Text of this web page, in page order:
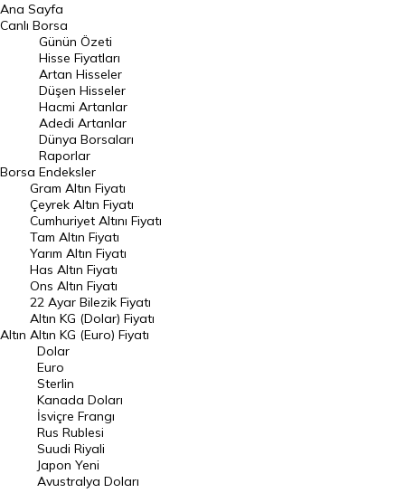
BIST 100 Hisseleri
En Çok Artan Hisseler
En Çok Düşen Hisseler
Hacmi Artanlar
Geçmiş Kapanışlar
Dünya Borsaları
Raporlar
Endeksler
DÖVİZ
Döviz Kuru
Dolar Kuru
Euro Kuru
Pound Kuru
Frank Kuru
Riyal Kuru
Avustralya Doları
Danimarka Kronu Kuru
Ana Sayfa
Canlı Borsa
Borsa
Günün Özeti
Hisse Fiyatları
Artan Hisseler
Düşen Hisseler
Hacmi Artanlar
Adedi Artanlar
Dünya Borsaları
Raporlar
Endeksler
Altın
Gram Altın Fiyatı
Çeyrek Altın Fiyatı
Cumhuriyet Altını Fiyatı
Tam Altın Fiyatı
Yarım Altın Fiyatı
Has Altın Fiyatı
Ons Altın Fiyatı
22 Ayar Bilezik Fiyatı
Altın KG (Dolar) Fiyatı
Altın KG (Euro) Fiyatı
Dolar
Euro
Sterlin
Kanada Doları
İsviçre Frangı
Rus Rublesi
Suudi Riyali
Japon Yeni
Avustralya Doları